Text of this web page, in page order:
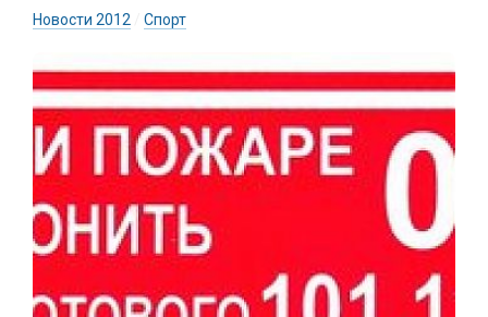
Новости 2012 Спорт